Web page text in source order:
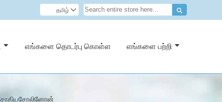

தமிழ் 
எங்களை தொடர்பு கொள்ள எங்களை பற்றி